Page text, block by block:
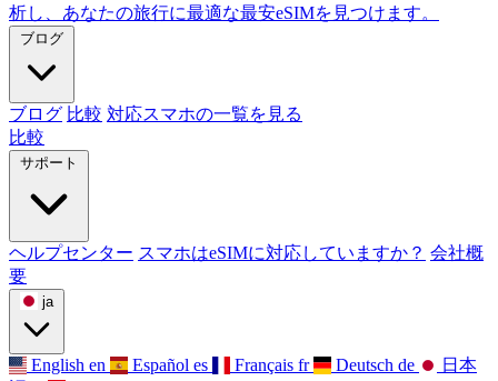
析し、あなたの旅行に最適な最安eSIMを見つけます。
ブログ
ブログ 比較 対応スマホの一覧を見る
比較
サポート
ヘルプセンター スマホはeSIMに対応していますか？ 会社概
要
ja
English en Español es Français fr Deutsch de
日本